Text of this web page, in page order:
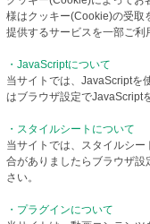
様はクッキー(Cookie)の受取
提供するサービスを一部ご利
・JavaScriptについて
当サイトでは、JavaScriptを
はブラウザ設定でJavaScript
・スタイルシートについて
当サイトでは、スタイルシ
合がありましたらブラウザ
さい。
・プラグインについて